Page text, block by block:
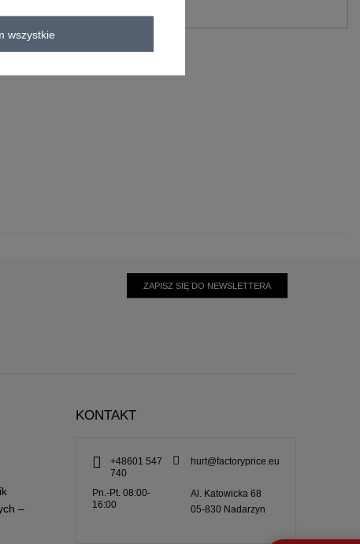
ZAPISZ SIĘ DO NEWSLETTERA
–
KONTAKT
+48601 547
740
hurt@factoryprice.eu
Pn.-Pt. 08:00-
16:00
Al. Katowicka 68
05-830 Nadarzyn
wszystkie